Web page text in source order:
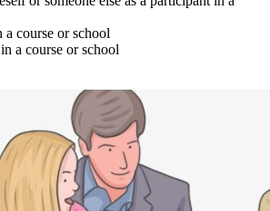
a course or school
a course or school